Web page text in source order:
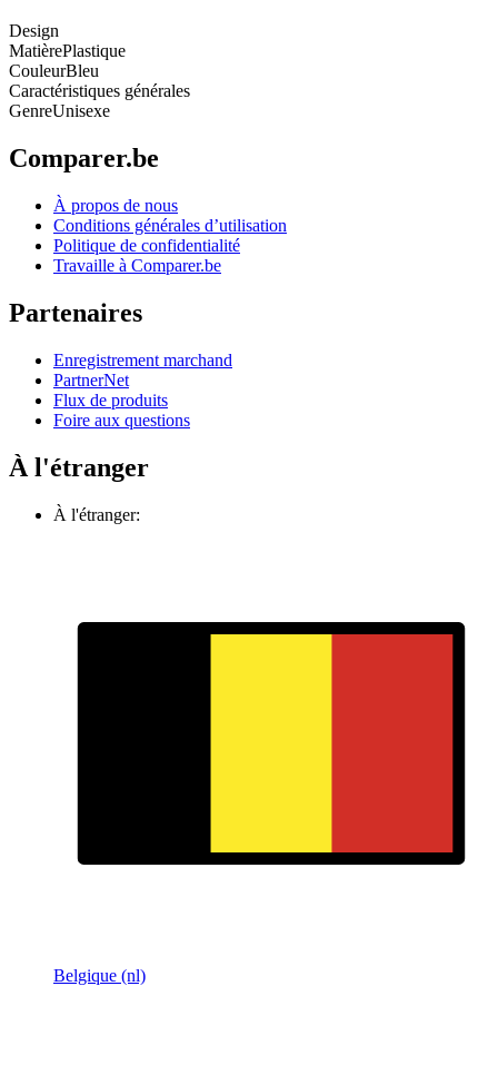
Design
MatièrePlastique
CouleurBleu
Caractéristiques générales
GenreUnisexe
Comparer.be
À propos de nous
Conditions générales d’utilisation
Politique de confidentialité
Travaille à Comparer.be
Partenaires
Enregistrement marchand
PartnerNet
Flux de produits
Foire aux questions
À l'étranger
À l'étranger:
Belgique (nl)